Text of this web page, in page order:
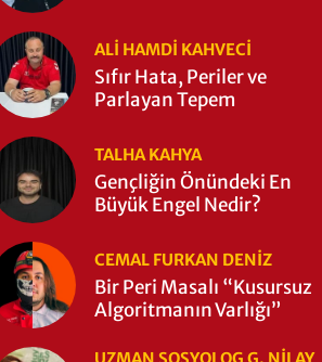
ALI HAMDI KAHVECİ
Sıfır Hata, Periler ve
Parlayan Tepem
TALHA KAHYA
Gençliğin Önündeki En
Büyük Engel Nedir?
CEMAL FURKAN DENİZ
Bir Peri Masalı “Kusursuz
Algoritmanın Varlığı”